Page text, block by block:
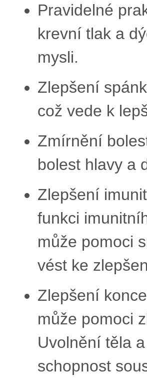
Pravidelné
krevní tlak a
mysli.
Zlepšení
což vede k
Zmírnění
bolest hlavy a
Zlepšení
funkci
může pomoci
vést ke
Zlepšení
může pomoci
Uvolnění těla
schopnost